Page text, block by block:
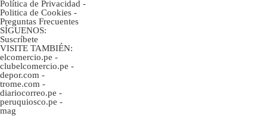
Política de Privacidad -
Politica de Cookies -
Preguntas Frecuentes
SÍGUENOS:
Suscríbete
VISITE TAMBIÉN:
elcomercio.pe -
clubelcomercio.pe -
depor.com -
trome.com -
diariocorreo.pe -
peruquiosco.pe -
mag